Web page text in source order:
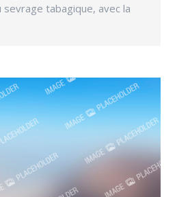
tabagique, avec la